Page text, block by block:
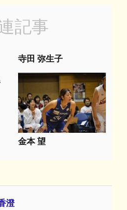
記事
寺田 弥生子
金本 望
澄